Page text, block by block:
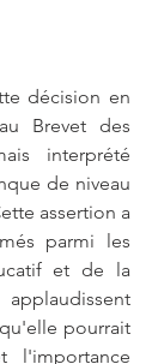
décision en
Brevet des
interprété
de niveau
assertion a
parmi les
et de la
pourrait
l'importance